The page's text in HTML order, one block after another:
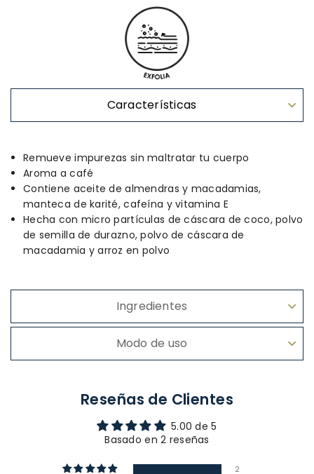
Características
Remueve impurezas sin maltratar tu cuerpo
Aroma a café
Contiene aceite de almendras y macadamias,
manteca de karité, cafeína y vitamina E
Hecha con micro partículas decáscara de coco, polvo
de semilla de durazno, polvo de cáscara de
macadamia y arroz en polvo
Ingredientes
Modo de uso
Reseñas de Clientes
5.00 de 5
Basado en 2 reseñas
2